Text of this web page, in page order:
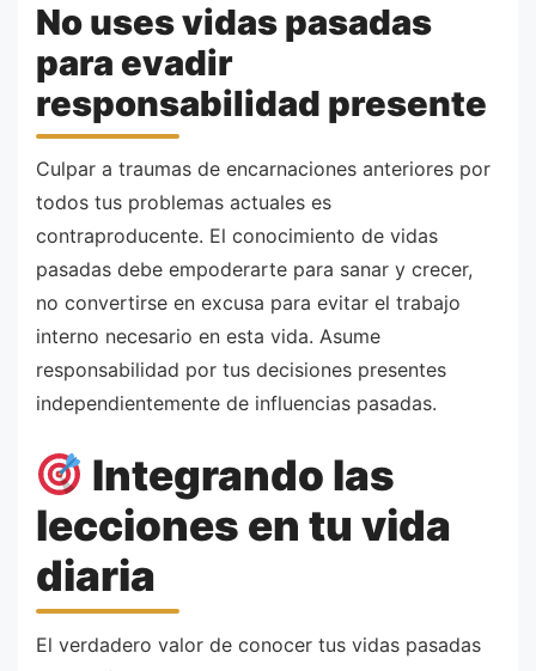
No uses vidas pasadas
para evadir
responsabilidad presente
Culpar a traumas de encarnaciones anteriores por
todos tus problemas actuales es
contraproducente. El conocimiento de vidas
pasadas debe empoderarte para sanar y crecer,
no convertirse en excusa para evitar el trabajo
interno necesario en esta vida. Asume
responsabilidad por tus decisiones presentes
independientemente de influencias pasadas.
Integrando las
lecciones en tu vida
diaria
El verdadero valor de conocer tus vidas pasadas